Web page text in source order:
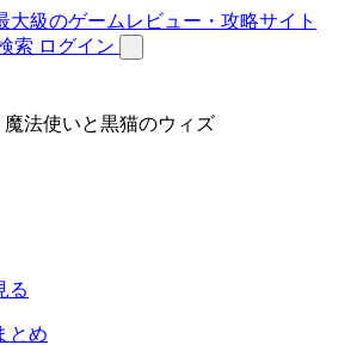
索 ログイン
法使いと黒猫のウィズ
る
とめ